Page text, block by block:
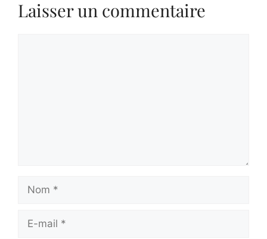
Laisser un commentaire
Nom